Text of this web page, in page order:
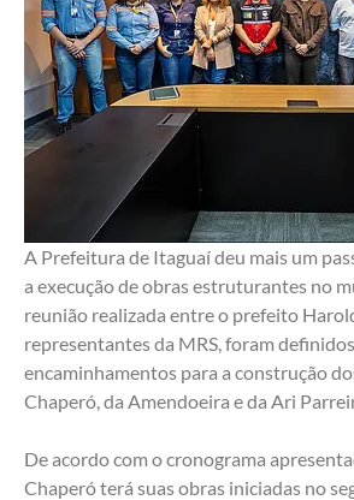
A Prefeitura de Itaguaí deu mais um
a execução de obras estruturantes no
reunião realizada entre o prefeito
representantes da MRS, foram
encaminhamentos para a construção
Chaperó, da Amendoeira e da Ari
De acordo com o cronograma
Chaperó terá suas obras iniciadas no